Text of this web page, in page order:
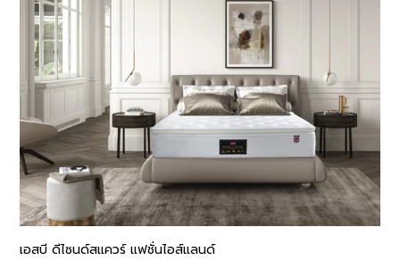
เอสบี ดีไซนด์สแควร์ แฟชั่นไอส์แลนด์